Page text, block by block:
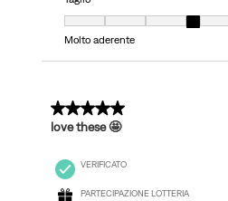
Taglio, 4 su 7, dove 1 è uguale a
Molto aderente
5 su 5 stelle.
love these 🤩
VERIFICATO
PARTECIPAZIONE LOTTERIA